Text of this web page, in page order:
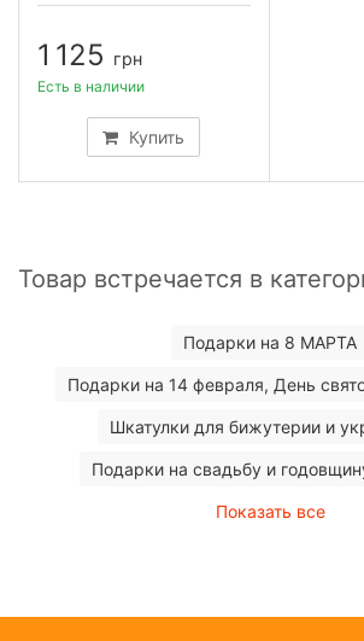
1 125 грн
Купить
Есть в наличии
Товар встречается в
Подарки на 8 МАРТА
Подарки на 14 февраля, День
Шкатулки для бижутерии и
Подарки на свадьбу и
Показать все